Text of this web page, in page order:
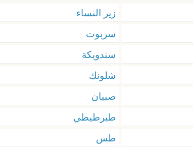
زير النساء
سربوت
سندويكة
شلونك
صبيان
طبرطيطي
طس